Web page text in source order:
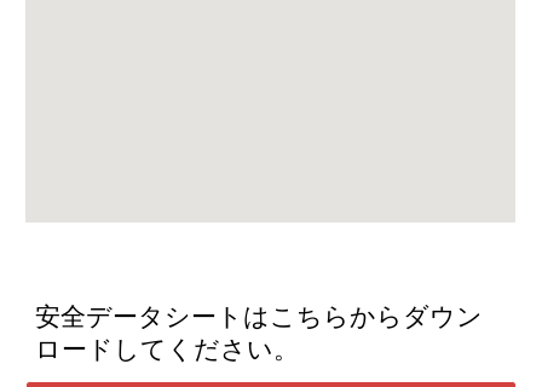
安全データシートはこちらからダウン
ロードしてください。